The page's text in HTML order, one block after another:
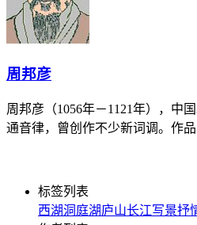
周邦彦
周邦彦（1056年－1121年），中
通音律，曾创作不少新词调。作
标签列表
西湖洞庭湖庐山长江写景抒